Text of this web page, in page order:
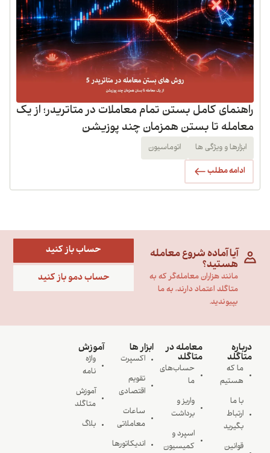
راهنمای کامل بستن تمام معاملات در متاتریدر؛ از یک
معامله تا بستن همزمان چند پوزیشن
ابزارها و ویژگی ها اتوماسیون
ادامه مطلب
آیا آماده شروع معامله
هستید؟
مانند هزاران معامله‌گر که به
متاگلد اعتماد دارند، به ما
بپیوندید.
حساب باز کنید
حساب دمو باز کنید
درباره
متاگلد
ما که
هستیم
با ما
ارتباط
بگیرید
قوانین
معامله در
متاگلد
حساب‌های
ما
واریز و
برداشت
اسپرد و
کمیسیون
ابزار ها
اکسپرت
تقویم
اقتصادی
ساعات
معاملاتی
اندیکاتورها
آموزش
واژه
نامه
آموزش
متاگلد
بلاگ